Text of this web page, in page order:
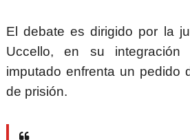
El debate es dirigido por la
Uccello, en su integración
imputado enfrenta un pedido
de prisión.